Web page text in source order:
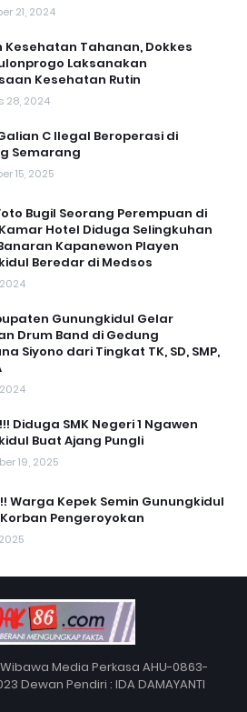
21, 2024
Kesehatan Tahanan, Dokkes
Laksanakan
Kesehatan Rutin
28, 2024
C Ilegal Beroperasi di
Semarang
15, 2025
Bugil Seorang Perempuan di
Hotel Diduga Selingkuhan
Kapanewon Playen
Beredar di Medsos
Gunungkidul Gelar
Drum Band di Gedung
Siyono dari Tingkat TK, SD, SMP,
Diduga SMK Negeri 1 Ngawen
Buat Ajang Pungli
19, 2025
Warga Kepek Semin Gunungkidul
Pengeroyokan
Media Perkasa AHU-0863-
Dewan Pendiri : IDA DAMAYANTI